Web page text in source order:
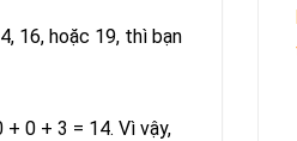
16, hoặc 19, thì bạn
0 + 3 = 14. Vì vậy,